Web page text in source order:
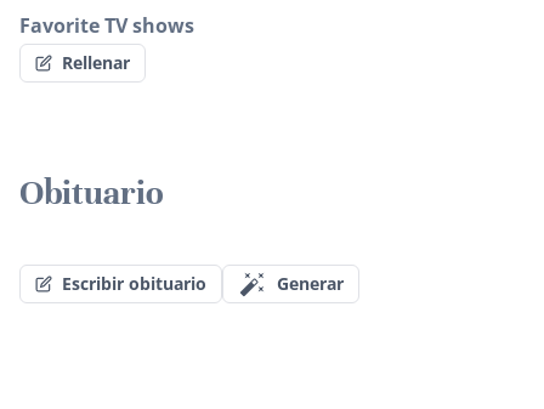
Favorite TV shows
Rellenar
Obituario
Escribir obituario Generar